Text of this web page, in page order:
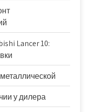
Lancer 10:
у дилера